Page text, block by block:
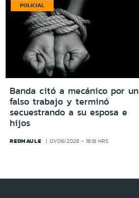
POLICIAL
Banda citó a mecánico por un
falso trabajo y terminó
secuestrando a su esposa e
hijos
REDMAULE 01/08/2026 - 18:18 HRS